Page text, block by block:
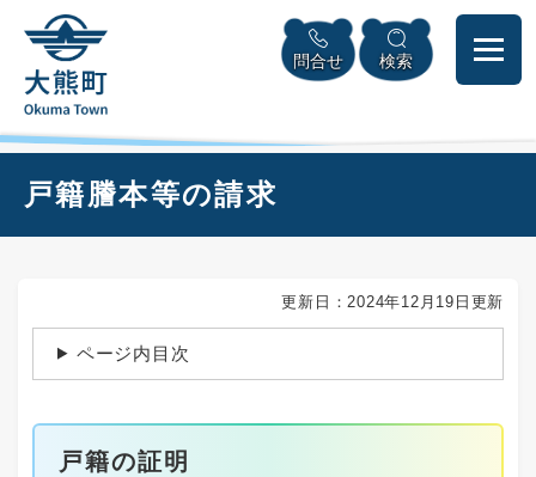
頭
メニューを飛ばして本文へ
問合せ 検索
戸籍謄本等の請求
更新日：2024年12月19日更新
ページ内目次
戸籍の証明